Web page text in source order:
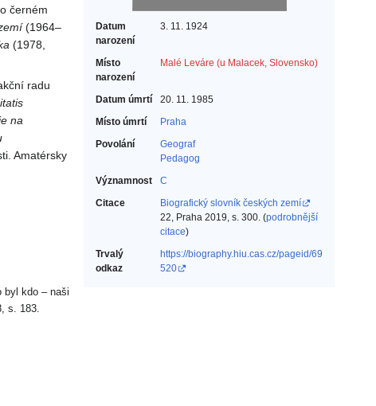
Datum
narození
3. 11. 1924
Místo
narození
Malé Leváre (u Malacek, Slovensko)
Datum úmrtí
20. 11. 1985
Místo úmrtí
Praha
Povolání
Geograf‎
Pedagog‎
Významnost
C
Citace
Biografický slovník českých zemí
22, Praha 2019, s. 300. (podrobnější
citace)
Trvalý
odkaz
https://biography.hiu.cas.cz/pageid/69
520
černém
(1964–
(1978,
radu
na
Amatérsky
byl kdo – naši
s. 183.